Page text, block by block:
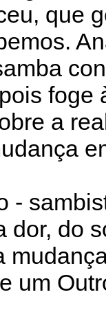
que
a
-
dor, do
um